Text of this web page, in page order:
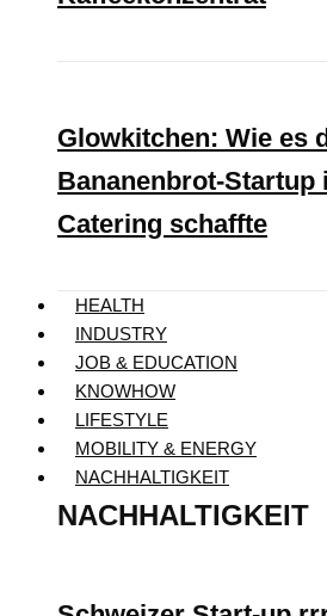
Glowkitchen: Wie es
Bananenbrot-Startup
Catering schaffte
HEALTH
INDUSTRY
JOB & EDUCATION
KNOWHOW
LIFESTYLE
MOBILITY & ENERGY
NACHHALTIGKEIT
NACHHALTIGKEIT